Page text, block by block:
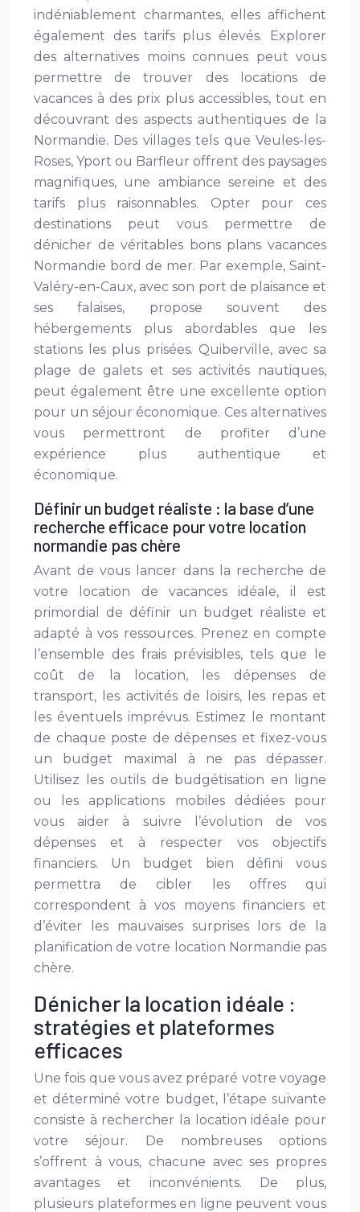
indéniablement charmantes, elles affichent
également des tarifs plus élevés. Explorer
des alternatives moins connues peut vous
permettre de trouver des locations de
vacances à des prix plus accessibles, tout en
découvrant des aspects authentiques de la
Normandie. Des villages tels que Veules-les-
Roses, Yport ou Barfleur offrent des paysages
magnifiques, une ambiance sereine et des
tarifs plus raisonnables. Opter pour ces
destinations peut vous permettre de
dénicher de véritables bons plans vacances
Normandie bord de mer. Par exemple, Saint-
Valéry-en-Caux, avec son port de plaisance et
ses falaises, propose souvent des
hébergements plus abordables que les
stations les plus prisées. Quiberville, avec sa
plage de galets et ses activités nautiques,
peut également être une excellente option
pour un séjour économique. Ces alternatives
vous permettront de profiter d’une
expérience plus authentique et
économique.
Définir un budget réaliste : la base d’une
recherche efficace pour votre location
normandie pas chère
Avant de vous lancer dans la recherche de
votre location de vacances idéale, il est
primordial de définir un budget réaliste et
adapté à vos ressources. Prenez en compte
l’ensemble des frais prévisibles, tels que le
coût de la location, les dépenses de
transport, les activités de loisirs, les repas et
les éventuels imprévus. Estimez le montant
de chaque poste de dépenses et fixez-vous
un budget maximal à ne pas dépasser.
Utilisez les outils de budgétisation en ligne
ou les applications mobiles dédiées pour
vous aider à suivre l’évolution de vos
dépenses et à respecter vos objectifs
financiers. Un budget bien défini vous
permettra de cibler les offres qui
correspondent à vos moyens financiers et
d’éviter les mauvaises surprises lors de la
planification de votre location Normandie pas
chère.
Dénicher la location idéale :
stratégies et plateformes
efficaces
Une fois que vous avez préparé votre voyage
et déterminé votre budget, l’étape suivante
consiste à rechercher la location idéale pour
votre séjour. De nombreuses options
s’offrent à vous, chacune avec ses propres
avantages et inconvénients. De plus,
plusieurs plateformes en ligne peuvent vous